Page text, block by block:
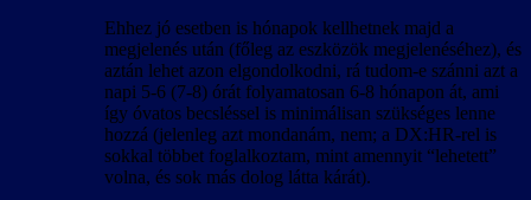
Ehhez jó esetben is hónapok kellhetnek majd a
megjelenés után (főleg az eszközök megjelenéséhez), és
aztán lehet azon elgondolkodni, rá tudom-e szánni azt a
napi 5-6 (7-8) órát folyamatosan 6-8 hónapon át, ami
így óvatos becsléssel is minimálisan szükséges lenne
hozzá (jelenleg azt mondanám, nem; a DX:HR-rel is
sokkal többet foglalkoztam, mint amennyit “lehetett”
volna, és sok más dolog látta kárát).